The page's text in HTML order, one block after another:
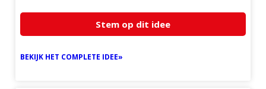
Stem op dit idee
BEKIJK HET COMPLETE IDEE»